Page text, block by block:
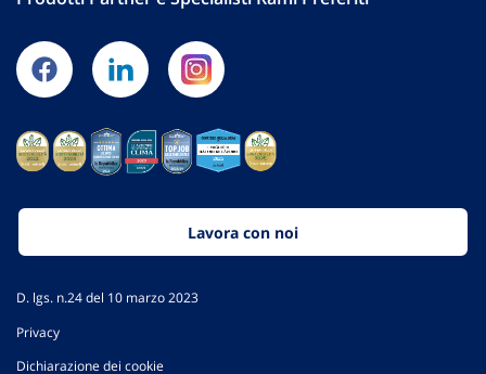
Lavora con noi
D. lgs. n.24 del 10 marzo 2023
Privacy
Dichiarazione dei cookie